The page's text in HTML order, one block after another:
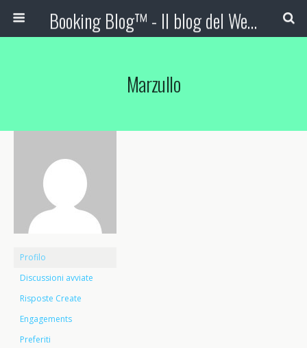
Booking Blog™ - Il blog del Web Marketing Turistico
Marzullo
Profilo
Discussioni avviate
Risposte Create
Engagements
Preferiti